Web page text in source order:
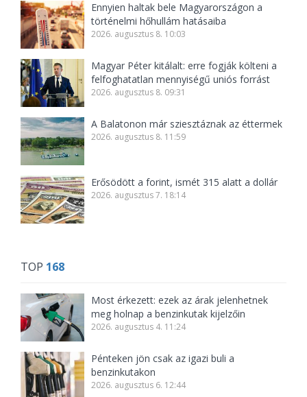
Ennyien haltak bele Magyarországon a
történelmi hőhullám hatásaiba
2026. augusztus 8. 10:03
Magyar Péter kitálalt: erre fogják költeni a
felfoghatatlan mennyiségű uniós forrást
2026. augusztus 8. 09:31
A Balatonon már sziesztáznak az éttermek
2026. augusztus 8. 11:59
Erősödött a forint, ismét 315 alatt a dollár
2026. augusztus 7. 18:14
TOP 168
Most érkezett: ezek az árak jelenhetnek
meg holnap a benzinkutak kijelzőin
2026. augusztus 4. 11:24
Pénteken jön csak az igazi buli a
benzinkutakon
2026. augusztus 6. 12:44